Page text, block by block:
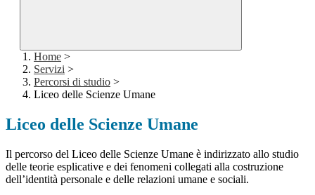
Home >
Servizi >
Percorsi di studio >
Liceo delle Scienze Umane
Liceo delle Scienze Umane
Il percorso del Liceo delle Scienze Umane è indirizzato allo studio
delle teorie esplicative e dei fenomeni collegati alla costruzione
dell’identità personale e delle relazioni umane e sociali.